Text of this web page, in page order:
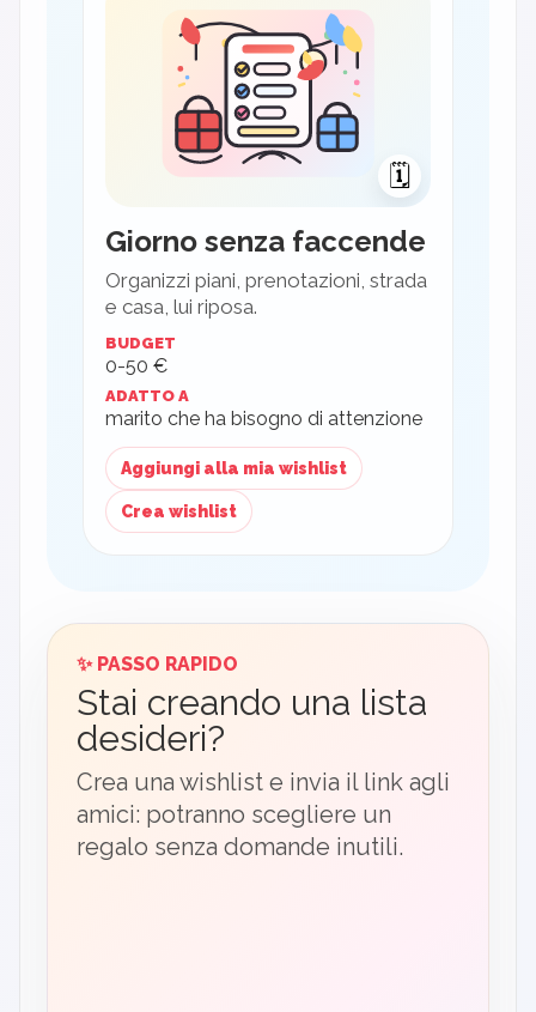
🗓️
Giorno senza faccende
Organizzi piani, prenotazioni, strada
e casa, lui riposa.
BUDGET
0-50 €
ADATTO A
marito che ha bisogno di attenzione
Aggiungi alla mia wishlist
Crea wishlist
✨ PASSO RAPIDO
Stai creando una lista
desideri?
Crea una wishlist e invia il link agli
amici: potranno scegliere un
regalo senza domande inutili.